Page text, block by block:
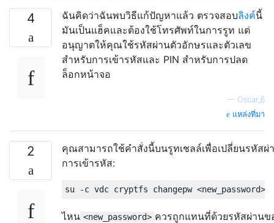
4 ฉันคิดว่าฉันพบวิธีแก้ปัญหาแล้ว ตรวจสอบลิงค์นี้
มันเป็นแฮ็คและต้องใช้โทรศัพท์ในการรูท แต่
อนุญาตให้คุณใช้รหัสผ่านตัวอักษรและตัวเลข
สำหรับการเข้ารหัสและ PIN สำหรับการปลด
ล็อกหน้าจอ
— Oscar_6
แหล่งที่มา
2
คุณสามารถใช้คำสั่งนี้บนรูทเชลล์เพื่อเปลี่ยนรหัสผ่
การเข้ารหัส:
ไหน <new_password> ควรถูกแทนที่ด้วยรหัสผ่านข